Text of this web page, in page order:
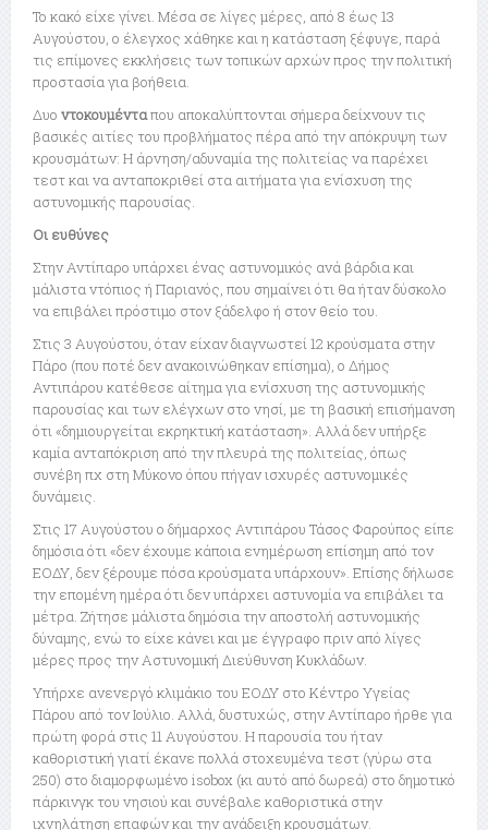
Το κακό είχε γίνει. Μέσα σε λίγες μέρες, από 8 έως 13
Αυγούστου, ο έλεγχος χάθηκε και η κατάσταση ξέφυγε, παρά
τις επίμονες εκκλήσεις των τοπικών αρχών προς την πολιτική
προστασία για βοήθεια.
Δυο ντοκουμένταπου αποκαλύπτονται σήμερα δείχνουν τις
βασικές αιτίες του προβλήματος πέρα από την απόκρυψη των
κρουσμάτων: Η άρνηση/αδυναμία της πολιτείας να παρέχει
τεστ και να ανταποκριθεί στα αιτήματα για ενίσχυση της
αστυνομικής παρουσίας.
Οι ευθύνες
Στην Αντίπαρο υπάρχει ένας αστυνομικός ανά βάρδια και
μάλιστα ντόπιος ή Παριανός, που σημαίνει ότι θα ήταν δύσκολο
να επιβάλει πρόστιμο στον ξάδελφο ή στον θείο του.
Στις 3 Αυγούστου, όταν είχαν διαγνωστεί 12 κρούσματα στην
Πάρο (που ποτέ δεν ανακοινώθηκαν επίσημα), ο Δήμος
Αντιπάρου κατέθεσε αίτημα για ενίσχυση της αστυνομικής
παρουσίας και των ελέγχων στο νησί, με τη βασική επισήμανση
ότι «δημιουργείται εκρηκτική κατάσταση». Αλλά δεν υπήρξε
καμία ανταπόκριση από την πλευρά της πολιτείας, όπως
συνέβη πχ στη Μύκονο όπου πήγαν ισχυρές αστυνομικές
δυνάμεις.
Στις 17 Αυγούστου ο δήμαρχος Αντιπάρου Τάσος Φαρούπος είπε
δημόσια ότι «δεν έχουμε κάποια ενημέρωση επίσημη από τον
ΕΟΔΥ, δεν ξέρουμε πόσα κρούσματα υπάρχουν». Επίσης δήλωσε
την επομένη ημέρα ότι δεν υπάρχει αστυνομία να επιβάλει τα
μέτρα. Ζήτησε μάλιστα δημόσια την αποστολή αστυνομικής
δύναμης, ενώ το είχε κάνει και με έγγραφο πριν από λίγες
μέρες προς την Αστυνομική Διεύθυνση Κυκλάδων.
Υπήρχε ανενεργό κλιμάκιο του ΕΟΔΥ στο Κέντρο Υγείας
Πάρου από τον Ιούλιο. Αλλά, δυστυχώς, στην Αντίπαρο ήρθε για
πρώτη φορά στις 11 Αυγούστου. Η παρουσία του ήταν
καθοριστική γιατί έκανε πολλά στοχευμένα τεστ (γύρω στα
250) στο διαμορφωμένο isobox (κι αυτό από δωρεά) στο δημοτικό
πάρκινγκ του νησιού και συνέβαλε καθοριστικά στην
ιχνηλάτηση επαφών και την ανάδειξη κρουσμάτων.